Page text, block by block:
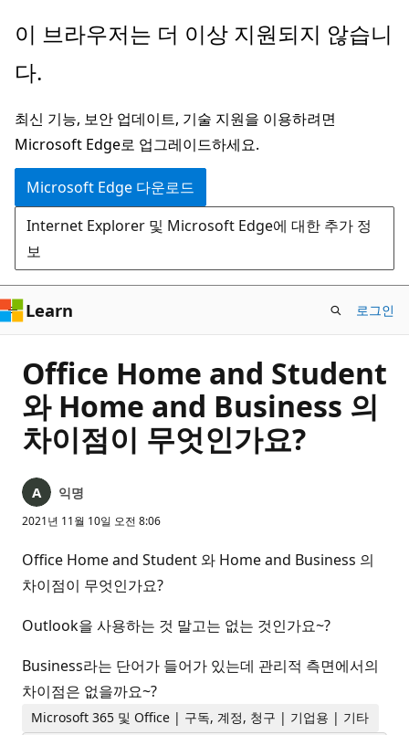
주
콘
츠
로
건
너
뛰
기
이 브라우저는 더 이상 지원되지 않습니
다.
최신 기능, 보안 업데이트, 기술 지원을 이용하려면
Microsoft Edge로 업그레이드하세요.
Microsoft Edge 다운로드
Internet Explorer 및 Microsoft Edge에 대한 추가 정
보
Learn 로그인
Office Home and Student
와 Home and Business 의
차이점이 무엇인가요?
익명
2021년 11월 10일 오전 8:06
Office Home and Student 와 Home and Business 의
차이점이 무엇인가요?
Outlook을 사용하는 것 말고는 없는 것인가요~?
Business라는 단어가 들어가 있는데 관리적 측면에서의
차이점은 없을까요~?
Microsoft 365 및 Office | 구독, 계정, 청구 | 기업용 | 기타